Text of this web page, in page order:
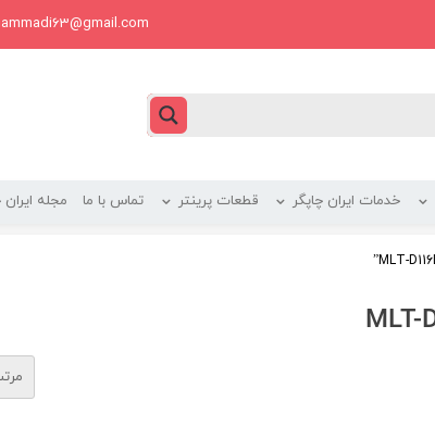
خدمات ایران چاپگر قطعات پرینتر تماس با ما مجله ایران